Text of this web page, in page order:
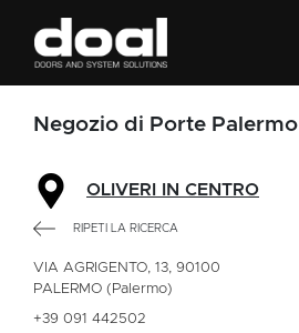
Negozio di Porte Palermo
OLIVERI IN CENTRO
RIPETI LA RICERCA
VIA AGRIGENTO, 13, 90100
PALERMO (Palermo)
+39 091 442502